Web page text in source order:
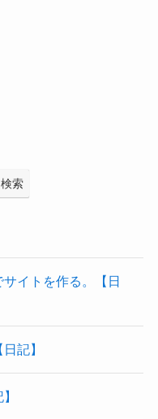
検索
イトを作る。【日
記】